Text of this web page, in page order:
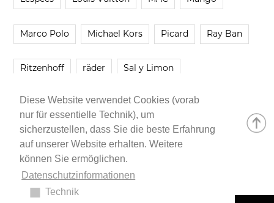
Diese Website verwendet Cookies (vorab
nur für essentielle Technik), um
sicherzustellen, dass Sie die beste Erfahrung
auf unserer Website erhalten. Weitere
können Sie ermöglichen.
Datenschutzinformationen
Technik
Marco Polo Michael Kors Picard Ray Ban
Ritzenhoff räder Sal y Limon
Smartbuyglasses smash! Steve Madden
Younique Zara